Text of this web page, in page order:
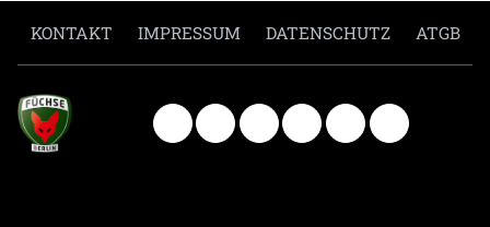
KONTAKT IMPRESSUM DATENSCHUTZ ATGB